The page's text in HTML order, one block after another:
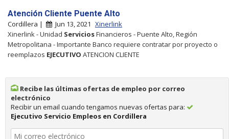
Atención Cliente Puente Alto
Cordillera | Jun 13, 2021 Xinerlink
Xinerlink - Unidad ServiciosFinancieros - Puente Alto, Región
Metropolitana - Importante Banco requiere contratar por proyecto o
reemplazos EJECUTIVO ATENCION CLIENTE
Recibe las últimas ofertas de empleo por correo
electrónico
Recibir un email cuando tengamos nuevas ofertas para:
Ejecutivo Servicio Empleos en Cordillera